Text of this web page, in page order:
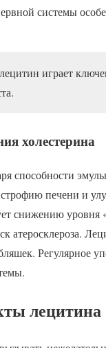
системы
играет
холестерина
способности
печени и
снижению
Регулярное
лецитина